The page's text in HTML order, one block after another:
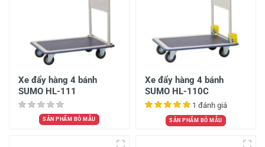
Xe đẩy hàng 4 bánh
SUMO HL-111
SẢN PHẨM BỎ MẪU
Xe đẩy hàng 4 bánh
SUMO HL-110C
1 đánh giá
SẢN PHẨM BỎ MẪU